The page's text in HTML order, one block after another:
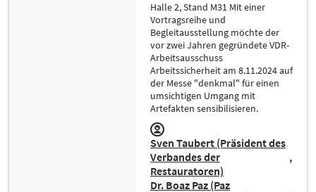
Halle 2, Stand M31 Mit einer
Vortragsreihe und
Begleitausstellung möchte der
vor zwei Jahren gegründete VDR-
Arbeitsausschuss
Arbeitssicherheit am 8.11.2024 auf
der Messe "denkmal" für einen
umsichtigen Umgang mit
Artefakten sensibilisieren.
Sven Taubert (Präsident des
Verbandes der
Restauratoren)
Dr. Boaz Paz (Paz